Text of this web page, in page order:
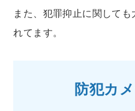
また、犯罪抑止に関して
れてます。
防犯カ